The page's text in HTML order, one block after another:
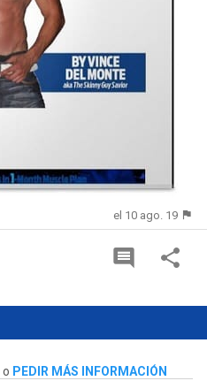
el 10 ago. 19
o PEDIR MÁS INFORMACIÓN